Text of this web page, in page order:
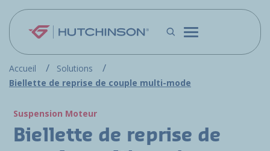
Aller au contenu principal
Accueil
Solutions
Biellette de reprise de couple multi-mode
Suspension Moteur
Biellette de reprise de